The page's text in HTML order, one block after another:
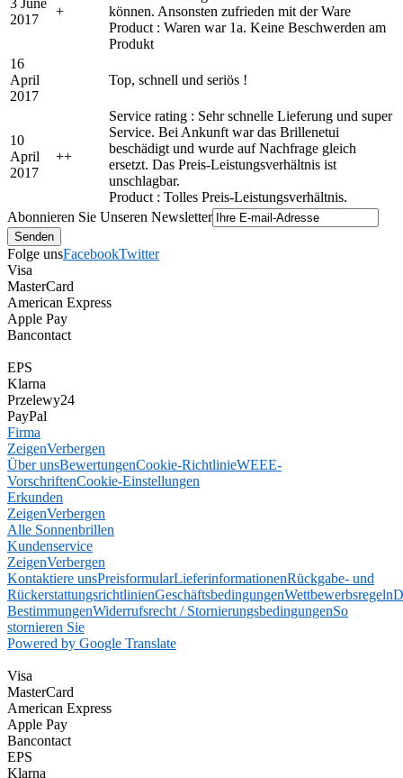
2017
+
können. Ansonsten zufrieden mit der Ware
Product : Waren war 1a. Keine Beschwerden am
Produkt
16
April
2017
Top, schnell und seriös !
10
April
2017
++
Service rating : Sehr schnelle Lieferung und super
Service. Bei Ankunft war das Brillenetui
beschädigt und wurde auf Nachfrage gleich
ersetzt. Das Preis-Leistungsverhältnis ist
unschlagbar.
Product : Tolles Preis-Leistungsverhältnis.
Abonnieren Sie Unseren Newsletter
Folge unsFacebookTwitter
Visa
MasterCard
American Express
Apple Pay
Bancontact
EPS
Klarna
Przelewy24
PayPal
Firma
ZeigenVerbergen
Über unsBewertungenCookie-RichtlinieWEEE-
VorschriftenCookie-Einstellungen
Erkunden
ZeigenVerbergen
Alle Sonnenbrillen
Kundenservice
ZeigenVerbergen
Kontaktiere unsPreisformularLieferinformationenRückgabe- und
RückerstattungsrichtlinienGeschäftsbedingungenWettbewerbsregeln
BestimmungenWiderrufsrecht / StornierungsbedingungenSo
stornieren Sie
Powered by Google Translate
Visa
MasterCard
American Express
Apple Pay
Bancontact
EPS
Klarna